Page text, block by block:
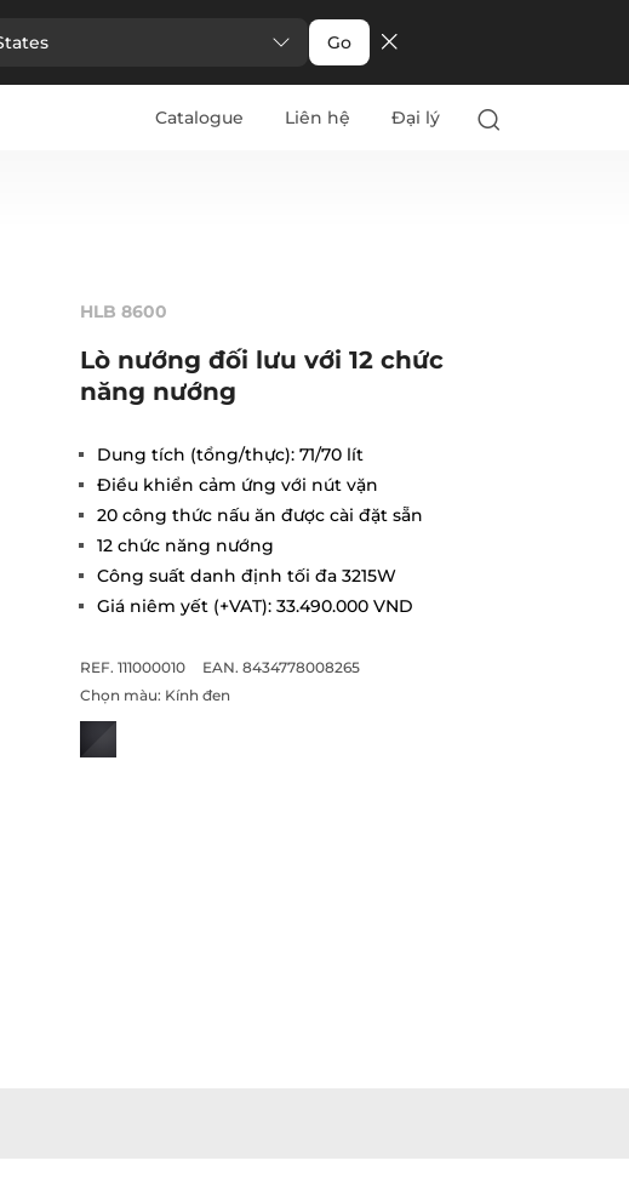
Go
Catalogue Liên hệ Đại lý
HLB 8600
Lò nướng đối lưu với 12 chức
năng nướng
Dung tích (tổng/thực): 71/70 lít
Điều khiển cảm ứng với nút vặn
20 công thức nấu ăn được cài đặt sẵn
12 chức năng nướng
Công suất danh định tối đa 3215W
Giá niêm yết (+VAT): 33.490.000 VND
REF. 111000010
EAN. 8434778008265
Chọn màu: Kính đen